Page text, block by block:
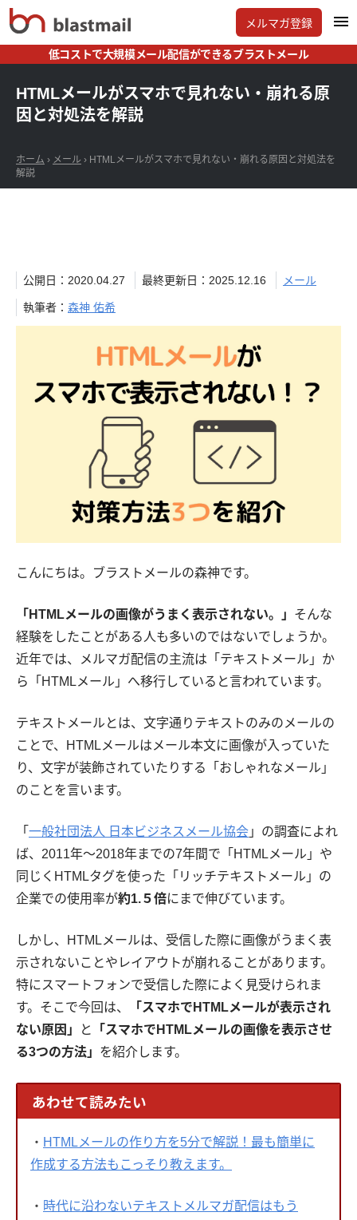
メルマガ登録
低コストで大規模メール配信ができるブラストメール
HTMLメールがスマホで見れない・崩れる原
因と対処法を解説
ホーム › メール › HTMLメールがスマホで見れない・崩れる原因と対処法を
解説
公開日：2020.04.27 最終更新日：2025.12.16 メール
執筆者： 森神 佑希
こんにちは。ブラストメールの森神です。
「HTMLメールの画像がうまく表示されない。」 そんな
経験をしたことがある人も多いのではないでしょうか。
近年では、メルマガ配信の主流は「テキストメール」か
ら「HTMLメール」へ移行していると言われています。
テキストメールとは、文字通りテキストのみのメールの
ことで、HTMLメールはメール本文に画像が入っていた
り、文字が装飾されていたりする「おしゃれなメール」
のことを言います。
「 一般社団法人 日本ビジネスメール協会 」の調査によれ
ば、2011年〜2018年までの7年間で「HTMLメール」や
同じくHTMLタグを使った「リッチテキストメール」の
企業での使用率が約1.５倍にまで伸びています。
しかし、HTMLメールは、受信した際に画像がうまく表
示されないことやレイアウトが崩れることがあります。
特にスマートフォンで受信した際によく見受けられま
す。そこで今回は、
「スマホでHTMLメールが表示され
ない原因」
と
「スマホでHTMLメールの画像を表示させ
る3つの方法」 を紹介します。
あわせて読みたい
・ HTMLメールの作り方を5分で解説！最も簡単に
作成する方法もこっそり教えます。
・ 時代に沿わないテキストメルマガ配信はもう